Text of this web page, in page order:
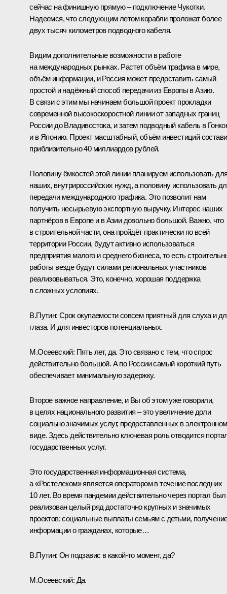
сейчас на финишную прямую – подключение Чукотки.
Надеемся, что следующим летом корабли проложат более
двух тысяч километров подводного кабеля.
Видим дополнительные возможности в работе
на международных рынках. Растет объём трафика в мире,
объём информации, и Россия может предоставить самый
простой и надёжный способ передачи из Европы в Азию.
В связи с этим мы начинаем большой проект прокладки
современной высокоскоростной линии от западных границ
России до Владивостока, и затем подводный кабель в
и в Японию. Проект масштабный, объём инвестиций
приблизительно 40 миллиардов рублей.
Половину ёмкостей этой линии планируем использовать
наших, внутрироссийских нужд, а половину использовать
передачи международного трафика. Это позволит нам
получить несырьевую экспортную выручку. Интерес наших
партнёров в Европе и в Азии довольно большой. Важно, что
в строительной части, она пройдёт практически по всей
территории России, будут активно использоваться
предприятия малого и среднего бизнеса, то есть
работы везде будут силами региональных участников
реализовываться. Это, конечно, хорошая поддержка
в сложных условиях.
В.Путин: Срок окупаемости совсем приятный для слуха и
глаза. И для инвесторов потенциальных.
М.Осеевский: Пять лет, да. Это связано с тем, что спрос
действительно большой. А по России самый короткий путь
обеспечивает минимальную задержку.
Второе важное направление, и Вы об этом уже говорили,
в целях национального развития – это увеличение доли
социально значимых услуг, предоставленных в электронном
виде. Здесь действительно ключевая роль отводится
государственных услуг.
Это государственная информационная система,
а «Ростелеком» является оператором в течение последних
10 лет. Во время пандемии действительно через портал был
реализован целый ряд достаточно крупных и значимых
проектов: социальные выплаты семьям с детьми,
информации о гражданах, которые…
В.Путин: Он подзавис в какой‑то момент, да?
М.Осеевский: Да.